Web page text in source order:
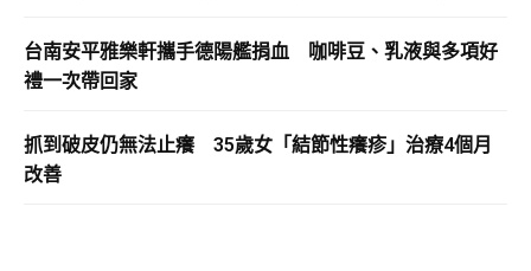
台南安平雅樂軒攜手德陽艦捐血 咖啡豆、乳液與多項好
禮一次帶回家
抓到破皮仍無法止癢 35歲女「結節性癢疹」治療4個月
改善